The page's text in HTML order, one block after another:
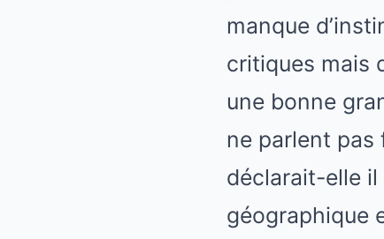
manque
critiques mais
une bonne
ne parlent pas
déclarait-elle
géographique